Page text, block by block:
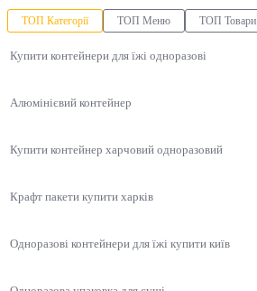
ТОП Категорії ТОП Меню ТОП Товари
Купити контейнери для їжі одноразові
Алюмінієвий контейнер
Купити контейнер харчовий одноразовий
Крафт пакети купити харків
Одноразові контейнери для їжі купити київ